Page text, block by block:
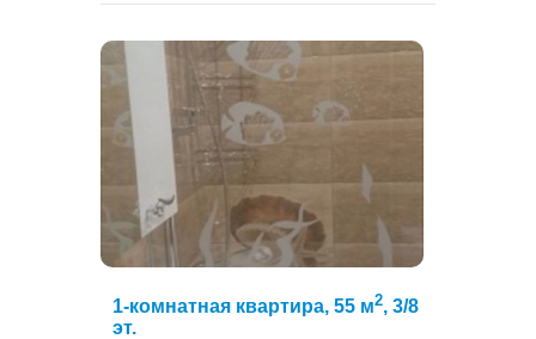
1-комнатная квартира, 55 м2, 3/8
эт.